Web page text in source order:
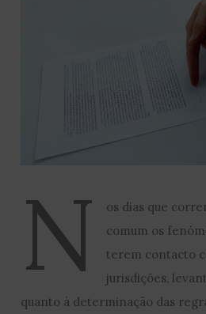
N
os dias que
comum os
terem contacto
jurisdições,
quanto à determinação das